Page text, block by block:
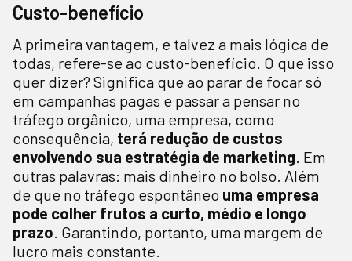
Custo-benefício
A primeira vantagem, e talvez a mais lógica de
todas, refere-se ao custo-benefício. O que isso
quer dizer? Significa que ao parar de focar só
em campanhas pagas e passar a pensar no
tráfego orgânico, uma empresa, como
consequência, terá redução de custos
envolvendo sua estratégia de marketing. Em
outras palavras: mais dinheiro no bolso. Além
de que no tráfego espontâneo uma empresa
pode colher frutos a curto, médio e longo
prazo. Garantindo, portanto, uma margem de
lucro mais constante.